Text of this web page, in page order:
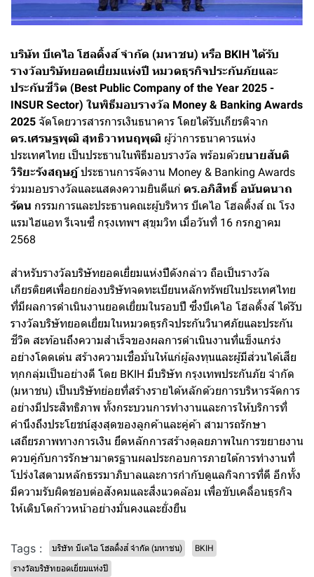
บริษัท บีเคไอ โฮลดิ้งส์ จำกัด (มหาชน) หรือ BKIH ได้รับ
รางวัลบริษัทยอดเยี่ยมแห่งปี หมวดธุรกิจประกันภัยและ
ประกันชีวิต (Best Public Company of the Year 2025 -
INSUR Sector) ในพิธีมอบรางวัล Money & Banking Awards
2025 จัดโดยวารสารการเงินธนาคาร โดยได้รับเกียรติจาก
ดร.เศรษฐพุฒิ สุทธิวาทนฤพุฒิ ผู้ว่าการธนาคารแห่ง
ประเทศไทย เป็นประธานในพิธีมอบรางวัล พร้อมด้วยนายสันติ
วิริยะรังสฤษฎ์ประธานการจัดงาน Money & Banking Awards
ร่วมมอบรางวัลและแสดงความยินดีแก่ ดร.อภิสิทธิ์ อนันตนาถ
รัตน กรรมการและประธานคณะผู้บริหาร บีเคไอ โฮลดิ้งส์ ณ โรง
แรมไฮแอท รีเจนซี่ กรุงเทพฯ สุขุมวิท เมื่อวันที่ 16 กรกฎาคม
2568
สำหรับรางวัลบริษัทยอดเยี่ยมแห่งปีดังกล่าว ถือเป็นรางวัล
เกียรติยศเพื่อยกย่องบริษัทจดทะเบียนหลักทรัพย์ในประเทศไทย
ที่มีผลการดำเนินงานยอดเยี่ยมในรอบปี ซึ่งบีเคไอ โฮลดิ้งส์ ได้รับ
รางวัลบริษัทยอดเยี่ยมในหมวดธุรกิจประกันวินาศภัยและประกัน
ชีวิต สะท้อนถึงความสำเร็จของผลการดำเนินงานที่แข็งแกร่ง
อย่างโดดเด่น สร้างความเชื่อมั่นให้แก่ผู้ลงทุนและผู้มีส่วนได้เสีย
ทุกกลุ่มเป็นอย่างดี โดย BKIH มีบริษัท กรุงเทพประกันภัย จำกัด
(มหาชน) เป็นบริษัทย่อยที่สร้างรายได้หลักด้วยการบริหารจัดการ
อย่างมีประสิทธิภาพ ทั้งกระบวนการทำงานและการให้บริการที่
คำนึงถึงประโยชน์สูงสุดของลูกค้าและคู่ค้า สามารถรักษา
เสถียรภาพทางการเงิน ยึดหลักการสร้างดุลยภาพในการขยายงาน
ควบคู่กับการรักษามาตรฐานผลประกอบการภายใต้การทำงานที่
โปร่งใสตามหลักธรรมาภิบาลและการกำกับดูแลกิจการที่ดี อีกทั้ง
มีความรับผิดชอบต่อสังคมและสิ่งแวดล้อม เพื่อขับเคลื่อนธุรกิจ
ให้เติบโตก้าวหน้าอย่างมั่นคงและยั่งยืน
Tags : บริษัท บีเคไอ โฮลดิ้งส์ จำกัด (มหาชน) BKIH
รางวัลบริษัทยอดเยี่ยมแห่งปี